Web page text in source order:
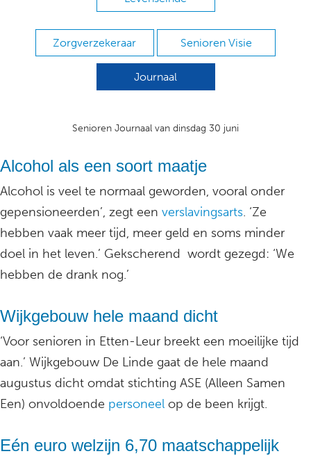
Zorgverzekeraar Senioren Visie
Journaal
Senioren Journaal van dinsdag 30 juni
Alcohol als een soort maatje
Alcohol is veel te normaal geworden, vooral onder
gepensioneerden’, zegt een verslavingsarts. ‘Ze
hebben vaak meer tijd, meer geld en soms minder
doel in het leven.’ Gekscherend wordt gezegd: ‘We
hebben de drank nog.’
Wijkgebouw hele maand dicht
‘Voor senioren in Etten-Leur breekt een moeilijke tijd
aan.’ Wijkgebouw De Linde gaat de hele maand
augustus dicht omdat stichting ASE (Alleen Samen
Een) onvoldoende personeel op de been krijgt.
Eén euro welzijn 6,70 maatschappelijk